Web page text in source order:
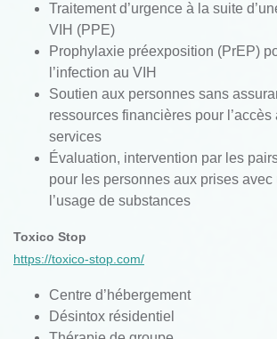
Traitement d’urgence à la suite
VIH (PPE)
Prophylaxie préexposition (PrEP)
l’infection au VIH
Soutien aux personnes sans
ressources financières pour l’accès
services
Évaluation, intervention par les
pour les personnes aux prises
l’usage de substances
Toxico Stop
https://toxico-stop.com/
Centre d’hébergement
Désintox résidentiel